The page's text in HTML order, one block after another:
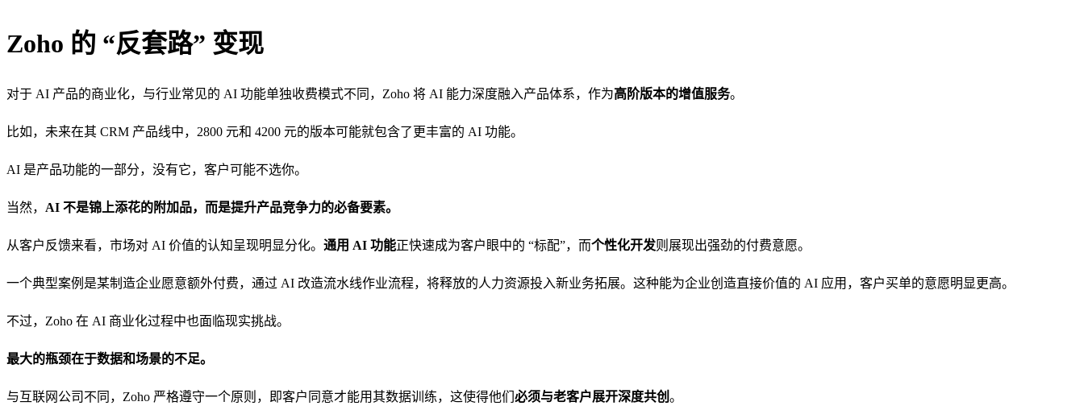
Zoho 的 “反套路” 变现
对于 AI 产品的商业化，与行业常见的 AI 功能单独收费模式不同，Zoho 将 AI 能力深度融入产品体系，作为高阶版本的增值服务。
比如，未来在其 CRM 产品线中，2800 元和 4200 元的版本可能就包含了更丰富的 AI 功能。
AI 是产品功能的一部分，没有它，客户可能不选你。
当然， AI 不是锦上添花的附加品，而是提升产品竞争力的必备要素。
从客户反馈来看，市场对 AI 价值的认知呈现明显分化。 通用 AI 功能正快速成为客户眼中的 “标配”，而个性化开发则展现出强劲的付费意愿。
一个典型案例是某制造企业愿意额外付费，通过 AI 改造流水线作业流程，将释放的人力资源投入新业务拓展。这种能为企业创造直接价值的 AI 应用，客户买单的意愿明显更高。
不过，Zoho 在 AI 商业化过程中也面临现实挑战。
最大的瓶颈在于数据和场景的不足。
与互联网公司不同，Zoho 严格遵守一个原则，即客户同意才能用其数据训练，这使得他们 必须与老客户展开深度共创 。